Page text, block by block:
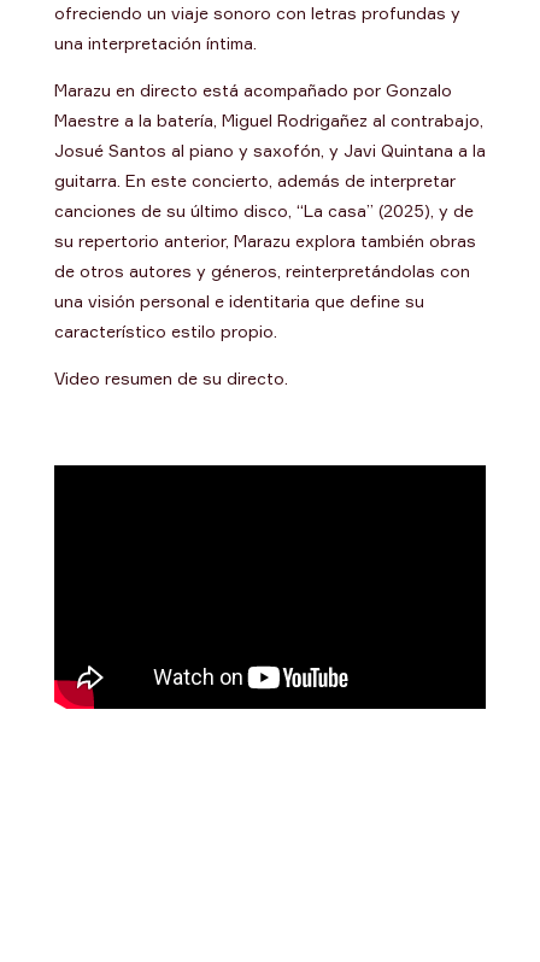
ofreciendo un viaje sonoro con letras profundas y
una interpretación íntima.
Marazu en directo está acompañado por Gonzalo
Maestre a la batería, Miguel Rodrigañez al contrabajo,
Josué Santos al piano y saxofón, y Javi Quintana a la
guitarra. En este concierto, además de interpretar
canciones de su último disco, “La casa” (2025), y de
su repertorio anterior, Marazu explora también obras
de otros autores y géneros, reinterpretándolas con
una visión personal e identitaria que define su
característico estilo propio.
Video resumen de su directo.